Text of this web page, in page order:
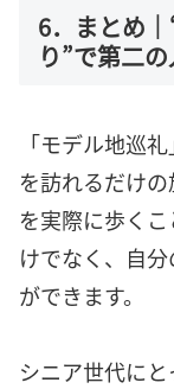
6．まとめ
り”で第二
「モデル地巡
を訪れるだけ
を実際に歩く
けでなく、自
ができます。
シニア世代に